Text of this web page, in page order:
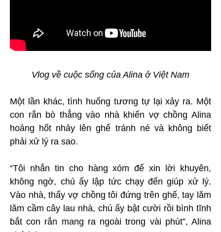
Vlog về cuộc sống của Alina ở Việt Nam
Một lần khác, tình huống tương tự lại xảy ra. Một
con rắn bò thẳng vào nhà khiến vợ chồng Alina
hoảng hốt nhảy lên ghế tránh né và không biết
phải xử lý ra sao.
“Tôi nhắn tin cho hàng xóm để xin lời khuyên,
không ngờ, chú ấy lập tức chạy đến giúp xử lý.
Vào nhà, thấy vợ chồng tôi đứng trên ghế, tay lăm
lăm cầm cây lau nhà, chú ấy bật cười rồi bình tĩnh
bắt con rắn mang ra ngoài trong vài phút”, Alina